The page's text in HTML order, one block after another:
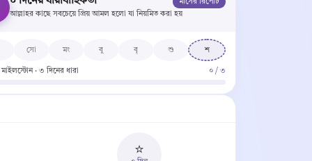
আল্লাহর কাছে সবচেয়ে প্রিয় আমল হলো যা নিয়মিত করা হয়
সো মং বু বৃ শু শ
মাইলস্টোন · ৩ দিনের ধারা ০ / ৩
⭐